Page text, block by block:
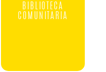
BIBLIOTECA
COMUNITARIA